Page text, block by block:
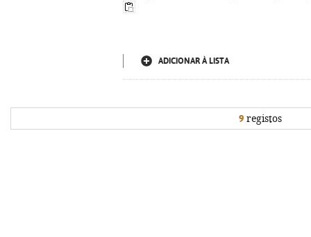
ADICIONAR À LISTA
9 registos